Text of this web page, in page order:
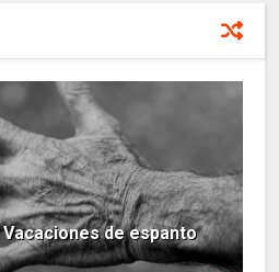
Vacaciones de espanto